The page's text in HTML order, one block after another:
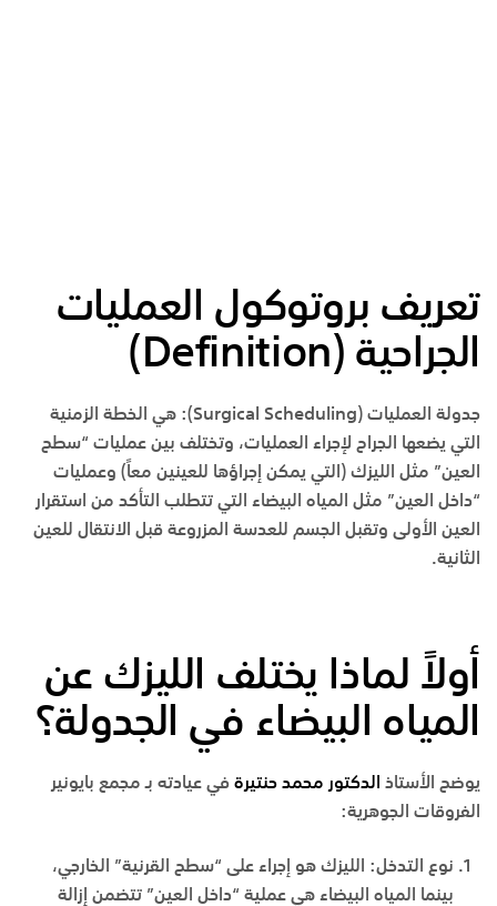
تعريف بروتوكول العمليات
الجراحية (Definition
)
جدولة العمليات (Surgical Scheduling
): هي الخطة الزمنية
التي يضعها الجراح لإجراء العمليات، وتختلف بين عمليات “سطح
العين” مثل الليزك (التي يمكن إجراؤها للعينين معاً) وعمليات
“داخل العين” مثل المياه البيضاء التي تتطلب التأكد من استقرار
العين الأولى وتقبل الجسم للعدسة المزروعة قبل الانتقال للعين
الثانية.
أولاً لماذا يختلف الليزك عن
المياه البيضاء في الجدولة؟
يوضح الأستاذ الدكتور محمد حنتيرة في عيادته بـ مجمع بايونير
الفروقات الجوهرية:
نوع التدخل: الليزك هو إجراء على “سطح القرنية” الخارجي،
بينما المياه البيضاء هي عملية “داخل العين” تتضمن إزالة